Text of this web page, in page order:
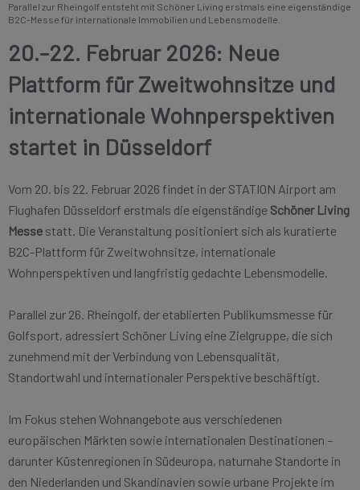
Parallel zur Rheingolf entsteht mit Schöner Living erstmals eine eigenständige
B2C-Messe für internationale Immobilien und Lebensmodelle.
20.–22. Februar 2026: Neue
Plattform für Zweitwohnsitze und
internationale Wohnperspektiven
startet in Düsseldorf
Vom 20. bis 22. Februar 2026 findet in der STATION Airport am
Flughafen Düsseldorf erstmals die eigenständige Schöner Living
Messe statt. Die Veranstaltung positioniert sich als kuratierte
B2C-Plattform für Zweitwohnsitze, internationale
Wohnperspektiven und langfristig gedachte Lebensmodelle.
Parallel zur 26. Rheingolf, der etablierten Publikumsmesse für
Golfsport, adressiert Schöner Living eine Zielgruppe, die sich
zunehmend mit der Verbindung von Lebensqualität,
Standortwahl und internationaler Perspektive beschäftigt.
Im Fokus stehen Wohnangebote aus verschiedenen
europäischen Märkten sowie internationalen Destinationen –
darunter Küstenregionen in Südeuropa, naturnahe Standorte in
den Niederlanden und Skandinavien sowie urbane Projekte im